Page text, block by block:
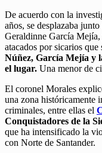
De acuerdo con la
años, se desplazaba
Geraldinne García Mejía,
atacados por sicarios
Núñez, García Mejía y
el lugar. Una menor de
El coronel Morales
una zona históricamente
criminales, entre ellas el
Conquistadores de la
que ha intensificado la
con Norte de Santander.